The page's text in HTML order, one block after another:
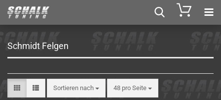
Schmidt Felgen
Sortieren nach 48 pro Seite